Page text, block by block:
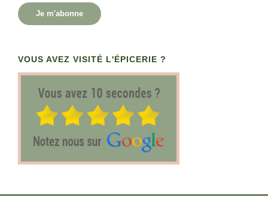
Je m'abonne
VOUS AVEZ VISITÉ L'ÉPICERIE ?